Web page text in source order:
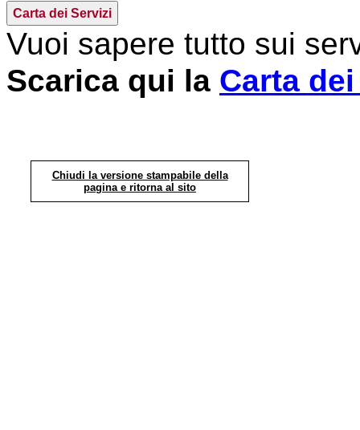
Carta dei Servizi
Vuoi sapere tutto sui
Scarica qui la Carta
Chiudi la versione stampabile della
pagina e ritorna al sito